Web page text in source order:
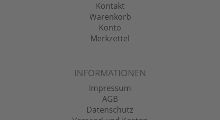
Kontakt
Warenkorb
Konto
Merkzettel
INFORMATIONEN
Impressum
AGB
Datenschutz